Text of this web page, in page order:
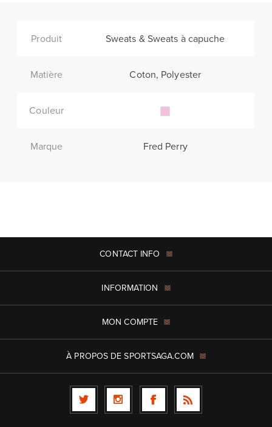
Produit Sweats & Sweats à capuche
Matière Coton, Polyester
Couleur
Marque Fred Perry
CONTACT INFO
INFORMATION
MON COMPTE
À PROPOS DE SPORTSAGA.COM